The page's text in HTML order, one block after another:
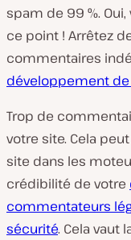
spam de 99 %.
ce point ! Arrêtez
commentaires
développement
Trop de
votre site. Cela
site dans les
crédibilité de votre
commentateurs
sécurité. Cela vaut